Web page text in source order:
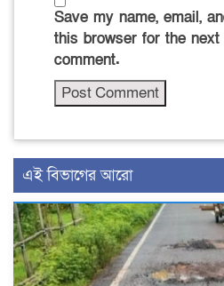
Save my name, email,
this browser for the
comment.
এই বিভাগের আরো